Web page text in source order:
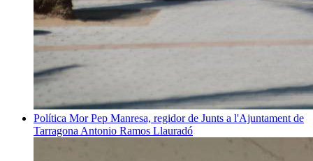
Política Mor Pep Manresa, regidor de Junts a l'Ajuntament de
Tarragona Antonio Ramos Llauradó